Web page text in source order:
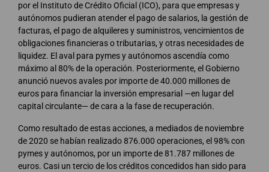
por el Instituto de Crédito Oficial (ICO), para que empresas y
autónomos pudieran atender el pago de salarios, la gestión de
facturas, el pago de alquileres y suministros, vencimientos de
obligaciones financieras o tributarias, y otras necesidades de
liquidez. El aval para pymes y autónomos ascendía como
máximo al 80% de la operación. Posteriormente, el Gobierno
anunció nuevos avales por importe de 40.000 millones de
euros para financiar la inversión empresarial —en lugar del
capital circulante— de cara a la fase de recuperación.
Como resultado de estas acciones, a mediados de noviembre
de 2020 se habían realizado 876.000 operaciones, el 98% con
pymes y autónomos, por un importe de 81.787 millones de
euros. Casi un tercio de los créditos concedidos han sido para